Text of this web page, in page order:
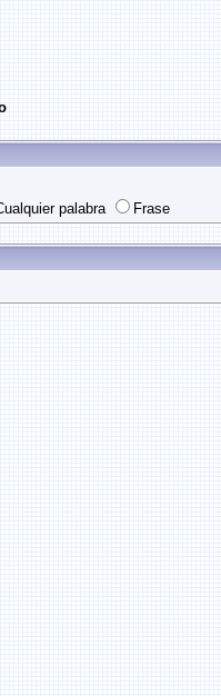
palabra Frase